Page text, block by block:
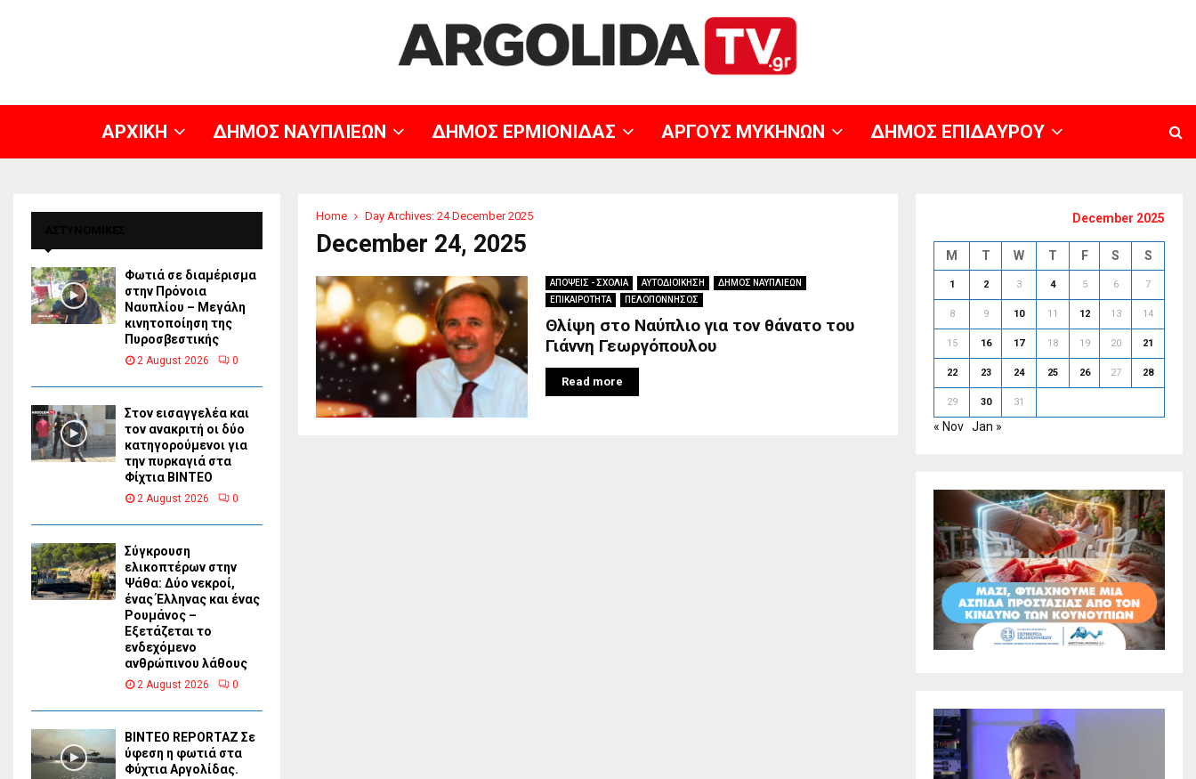
ΑΡΧΙΚΗ ΔΗΜΟΣ ΝΑΥΠΛΙΕΩΝ ΔΗΜΟΣ ΕΡΜΙΟΝΙΔΑΣ ΑΡΓΟΥΣ ΜΥΚΗΝΩΝ ΔΗΜΟΣ ΕΠΙΔΑΥΡΟΥ
Home Day Archives: 24 December 2025
December 24, 2025
ΑΠΟΨΕΙΣ - ΣΧΟΛΙΑ ΑΥΤΟΔΙΟΙΚΗΣΗ
ΔΗΜΟΣ ΝΑΥΠΛΙΕΩΝ
ΕΠΙΚΑΙΡΟΤΗΤΑ
ΠΕΛΟΠΟΝΝΗΣΟΣ
Θλίψη στο Ναύπλιο για τον θάνατο του
Γιάννη Γεωργόπουλου
Read more
Φωτιά σε διαμέρισμα
στην Πρόνοια
Ναυπλίου – Μεγάλη
κινητοποίηση της
Πυροσβεστικής
2 August 2026 0
Στον εισαγγελέα και
τον ανακριτή οι δύο
κατηγορούμενοι για
την πυρκαγιά στα
Φίχτια ΒΙΝΤΕΟ
2 August 2026 0
Σύγκρουση
ελικοπτέρων στην
Ψάθα: Δύο νεκροί,
ένας Έλληνας και ένας
Ρουμάνος –
Εξετάζεται το
ενδεχόμενο
ανθρώπινου λάθους
2 August 2026 0
BINTEO REPORTAZ Σε
ύφεση η φωτιά στα
Φύχτια Αργολίδας.
December 2025
M T W T F S S
1 2 3 4 5 6 7
8 9 10 11 12 13 14
15 16 17 18 19 20 21
22 23 24 25 26 27 28
29 30 31
« Nov Jan »